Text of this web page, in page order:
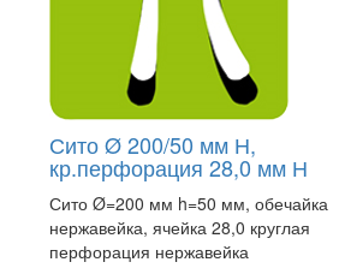
Сито Ø 200/50 мм Н,
кр.перфорация 28,0 мм Н
Сито Ø=200 мм h=50 мм, обечайка
нержавейка, ячейка 28,0 круглая
перфорация нержавейка